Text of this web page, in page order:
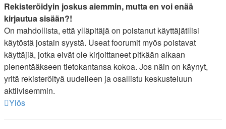
Rekisteröidyin joskus aiemmin, mutta en voi enää
kirjautua sisään?!
On mahdollista, että ylläpitäjä on poistanut käyttäjätilisi
käytöstä jostain syystä. Useat foorumit myös poistavat
käyttäjiä, jotka eivät ole kirjoittaneet pitkään aikaan
pienentääkseen tietokantansa kokoa. Jos näin on käynyt,
yritä rekisteröityä uudelleen ja osallistu keskusteluun
aktiivisemmin.
Ylös